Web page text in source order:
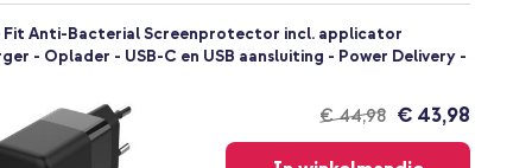
Fit Anti-Bacterial Screenprotector incl. applicator
- Oplader - USB-C en USB aansluiting - Power Delivery -
€ 44,98
verzending
€ 43,98